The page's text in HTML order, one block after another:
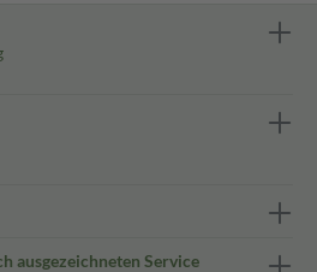
ausgezeichneten Service